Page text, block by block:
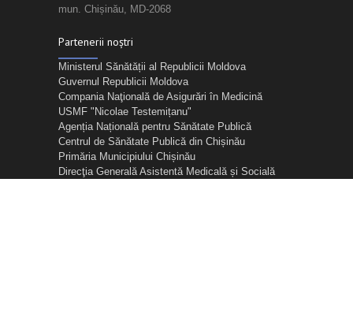
mun. Chișinău, MD-2068
Partenerii noștri
Ministerul Sănătății al Republicii Moldova
Guvernul Republicii Moldova
Compania Naţională de Asigurări în Medicină
USMF "Nicolae Testemițanu"
Agenția Națională pentru Sănătate Publică
Centrul de Sănătate Publică din Chișinău
Primăria Municipiului Chișinău
Direcţia Generală Asistentă Medicală și Socială